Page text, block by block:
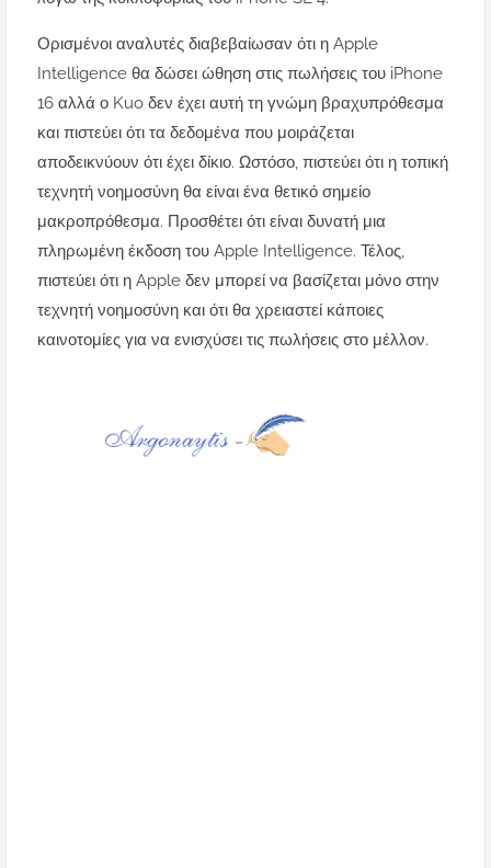
Ορισμένοι αναλυτές διαβεβαίωσαν ότι η Apple
Intelligence θα δώσει ώθηση στις πωλήσεις του iPhone
16 αλλά ο Kuo δεν έχει αυτή τη γνώμη βραχυπρόθεσμα
και πιστεύει ότι τα δεδομένα που μοιράζεται
αποδεικνύουν ότι έχει δίκιο. Ωστόσο, πιστεύει ότι η τοπική
τεχνητή νοημοσύνη θα είναι ένα θετικό σημείο
μακροπρόθεσμα. Προσθέτει ότι είναι δυνατή μια
πληρωμένη έκδοση του Apple Intelligence. Τέλος,
πιστεύει ότι η Apple δεν μπορεί να βασίζεται μόνο στην
τεχνητή νοημοσύνη και ότι θα χρειαστεί κάποιες
καινοτομίες για να ενισχύσει τις πωλήσεις στο μέλλον.